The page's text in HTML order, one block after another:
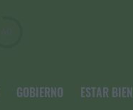
GOBIERNO ESTAR BIEN